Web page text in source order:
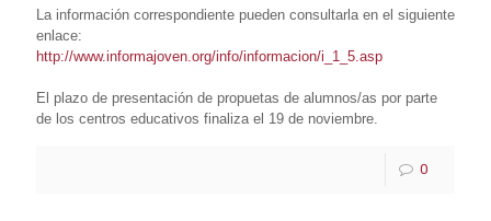
La información correspondiente pueden consultarla en el siguiente
enlace:
http://www.informajoven.org/info/informacion/i_1_5.asp
El plazo de presentación de propuetas de alumnos/as por parte
de los centros educativos finaliza el 19 de noviembre.
0